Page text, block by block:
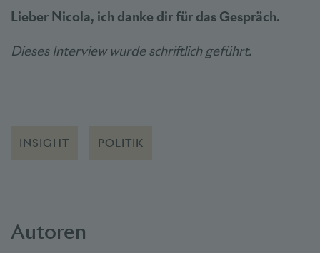
Lieber Nicola, ich danke dir für das Gespräch.
Dieses Interview wurde schriftlich geführt.
INSIGHT POLITIK
Autoren